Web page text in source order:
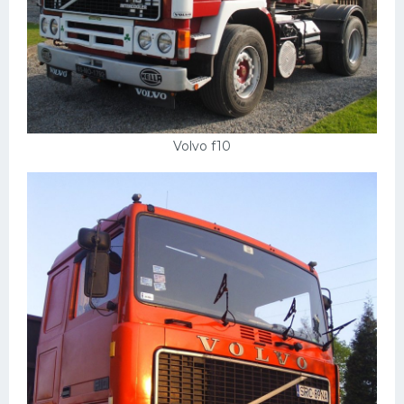
Volvo f10
Митсубиси
Киа
Танки
Крайслер
Корабли
Комплектующие
Тойота
Лодки
Шкода
Вертолеты